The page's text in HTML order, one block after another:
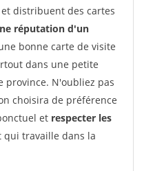
distribuent des cartes
réputation d'un
bonne carte de visite
dans une petite
province. N'oubliez pas
choisira de préférence
et respecter les
qui travaille dans la